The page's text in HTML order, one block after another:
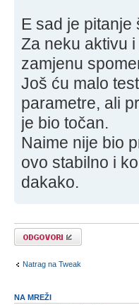
E sad je pitanje
Za neku aktivu
zamjenu
Još ću malo
parametre, ali
je bio točan.
Naime nije bio
ovo stabilno i
dakako.
Odgovori
Natrag na Tweak
NA MREŽI